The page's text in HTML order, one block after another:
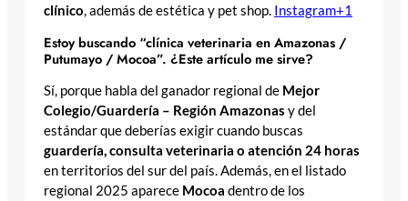
clínico, además de estética y pet shop. Instagram+1
Estoy buscando “clínica veterinaria en Amazonas /
Putumayo / Mocoa”. ¿Este artículo me sirve?
Sí, porque habla del ganador regional de Mejor
Colegio/Guardería – Región Amazonas y del
estándar que deberías exigir cuando buscas
guardería, consulta veterinaria o atención 24 horas
en territorios del sur del país. Además, en el listado
regional 2025 aparece Mocoa dentro de los